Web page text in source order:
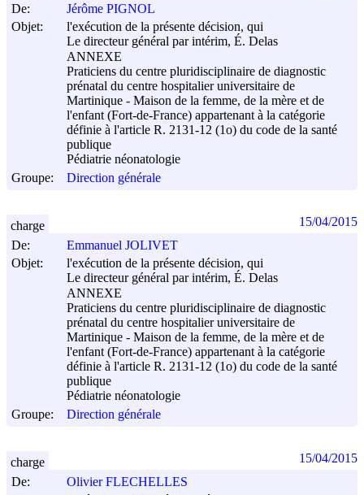
De:
Jérôme PIGNOL
Objet:
l'exécution de la présente décision, qui
Le directeur général par intérim, É. Delas
ANNEXE
Praticiens du centre pluridisciplinaire de diagnostic
prénatal du centre hospitalier universitaire de
Martinique - Maison de la femme, de la mère et de
l'enfant (Fort-de-France) appartenant à la catégorie
définie à l'article R. 2131-12 (1o) du code de la santé
publique
Pédiatrie néonatologie
Groupe:
Direction générale
De:
Emmanuel JOLIVET
Objet:
l'exécution de la présente décision, qui
Le directeur général par intérim, É. Delas
ANNEXE
Praticiens du centre pluridisciplinaire de diagnostic
prénatal du centre hospitalier universitaire de
Martinique - Maison de la femme, de la mère et de
l'enfant (Fort-de-France) appartenant à la catégorie
définie à l'article R. 2131-12 (1o) du code de la santé
publique
Pédiatrie néonatologie
Groupe:
Direction générale
charge 15/04/2015
De:
Olivier FLECHELLES
charge 15/04/2015